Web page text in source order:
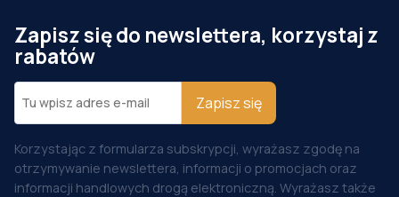
Zapisz się do newslettera, korzystaj z
rabatów
Zapisz się
Korzystając z formularza subskrypcji, wyrażasz zgodę na
otrzymywanie newslettera, informacji o promocjach oraz
informacji handlowych drogą elektroniczną. Wyrażasz także